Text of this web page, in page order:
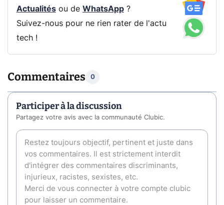
Actualitésou de WhatsApp?
Suivez-nous pour ne rien rater de l'actu
tech !
Commentaires 0
Participer à la discussion
Partagez votre avis avec la communauté Clubic.